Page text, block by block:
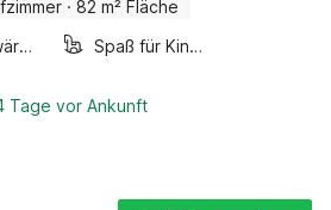
· 82 m² Fläche
Luft-luft-wärmepumpe
Spaß für Kinder
Tage vor Ankunft